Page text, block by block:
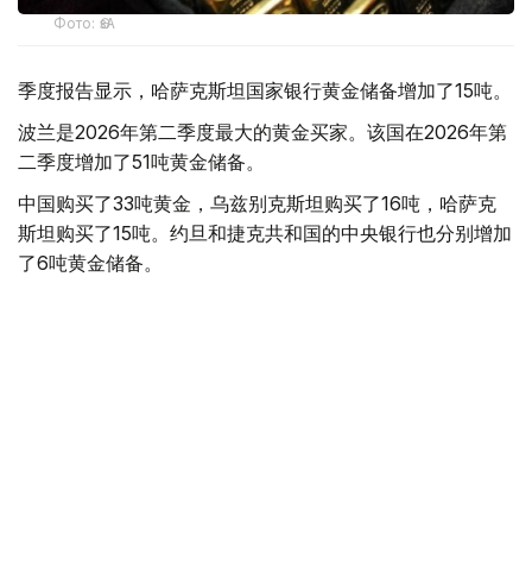
Фото: ӨзА
季度报告显示，哈萨克斯坦国家银行黄金储备增加了15吨。
波兰是2026年第二季度最大的黄金买家。该国在2026年第
二季度增加了51吨黄金储备。
中国购买了33吨黄金，乌兹别克斯坦购买了16吨，哈萨克
斯坦购买了15吨。约旦和捷克共和国的中央银行也分别增加
了6吨黄金储备。